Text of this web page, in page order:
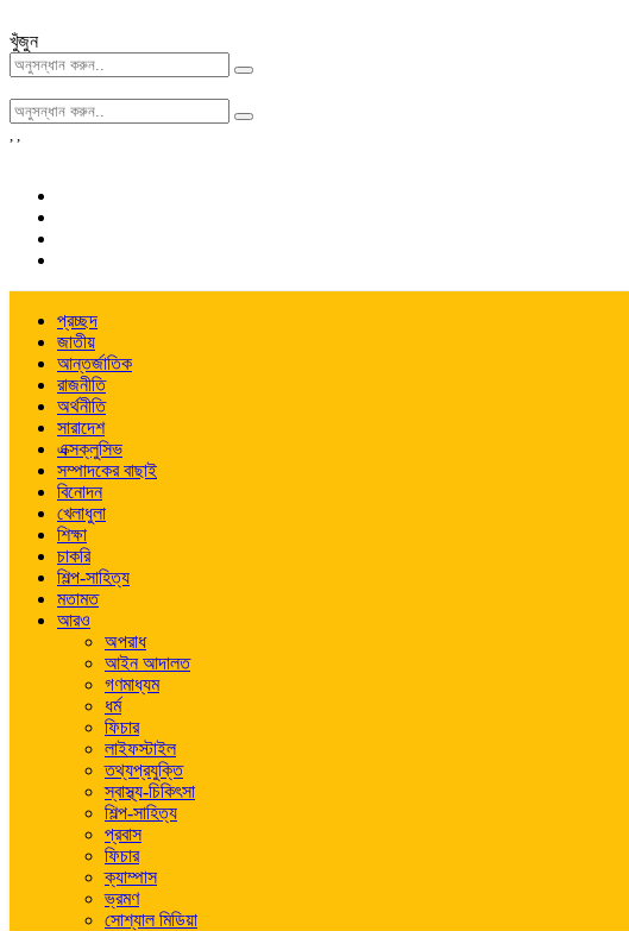
খুঁজুন
, ,
প্রচ্ছদ
জাতীয়
আন্তর্জাতিক
রাজনীতি
অর্থনীতি
সারাদেশ
এক্সক্লুসিভ
সম্পাদকের বাছাই
বিনোদন
খেলাধুলা
শিক্ষা
চাকরি
শিল্প-সাহিত্য
মতামত
আরও
অপরাধ
আইন আদালত
গণমাধ্যম
ধর্ম
ফিচার
লাইফস্টাইল
তথ্যপ্রযুক্তি
স্বাস্থ্য-চিকিৎসা
শিল্প-সাহিত্য
প্রবাস
ফিচার
ক্যাম্পাস
ভ্রমণ
সোশ্যাল মিডিয়া